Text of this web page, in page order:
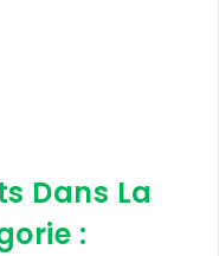
Dans La
: